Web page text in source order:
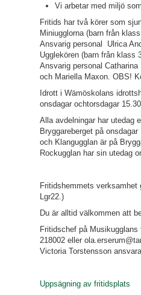
Vi arbetar med miljö
Fritids har två körer som
Miniugglorna (barn från
Ansvarig personal Ulrica
Ugglekören (barn från klass
Ansvarig personal
och Mariella Maxon. OBS!
Idrott i Wämöskolans
onsdagar ochtorsdagar
Alla avdelningar har utedag
Bryggareberget på onsdagar
och Klangugglan är på
Rockugglan har sin utedag
Fritidshemmets
Lgr22.)
Du är alltid välkommen att
Fritidschef på
218002 eller
Victoria Torstensson
Uppsägning av fritidsplats